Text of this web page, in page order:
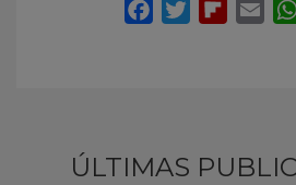
ÚLTIMAS